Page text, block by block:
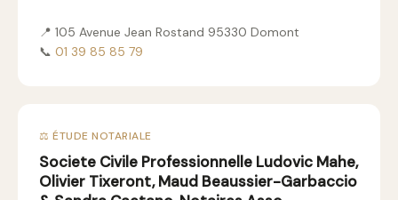
📍 105 Avenue Jean Rostand 95330 Domont
📞 01 39 85 85 79
⚖️ ÉTUDE NOTARIALE
Societe Civile Professionnelle Ludovic Mahe,
Olivier Tixeront, Maud Beaussier-Garbaccio